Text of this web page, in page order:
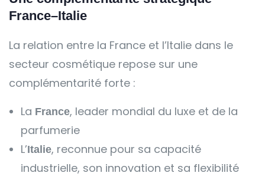
France–Italie
La relation entre la France et l’Italie dans le
secteur cosmétique repose sur une
complémentarité forte :
La France, leader mondial du luxe et de la
parfumerie
L’Italie, reconnue pour sa capacité
industrielle, son innovation et sa flexibilité